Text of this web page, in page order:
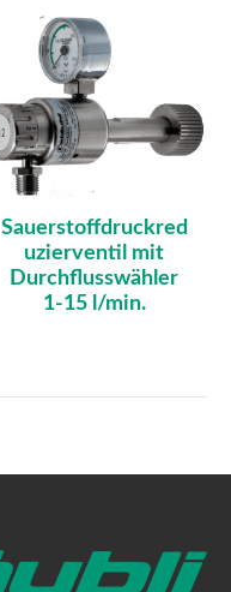
Sauerstoffdruckred
uzierventil mit
Durchflusswähler
1-15 l/min.